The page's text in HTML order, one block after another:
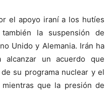
el apoyo iraní a los hutíes
la suspensión de
Unido y Alemania. Irán ha
alcanzar un acuerdo que
su programa nuclear y el
mientras que la presión de